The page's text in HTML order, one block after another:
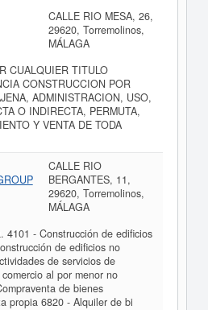
CALLE RIO MESA, 26,
29620, Torremolinos,
MÁLAGA
CUALQUIER TITULO
CONSTRUCCION POR
ADMINISTRACION, USO,
O INDIRECTA, PERMUTA,
Y VENTA DE TODA
CALLE RIO
BERGANTES, 11,
29620, Torremolinos,
MÁLAGA
4101 - Construcción de edificios
de edificios no
de servicios de
al por menor no
de bienes
propia 6820 - Alquiler de bi